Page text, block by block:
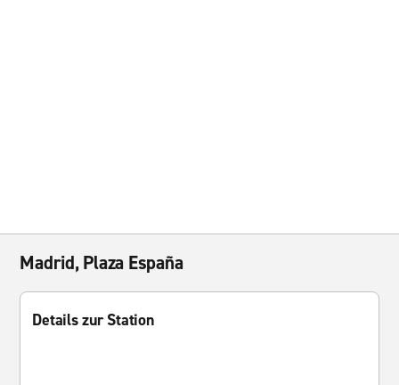
Madrid, Plaza España
Details zur Station